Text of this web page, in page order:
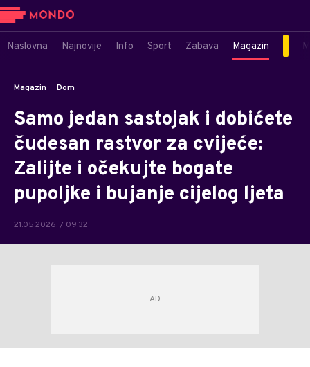
Naslovna Najnovije Info Sport Zabava Magazin
Magazin Dom
Samo jedan sastojak i dobićete
čudesan rastvor za cvijeće:
Zalijte i očekujte bogate
pupoljke i bujanje cijelog ljeta
21.05.2026. / 09:32